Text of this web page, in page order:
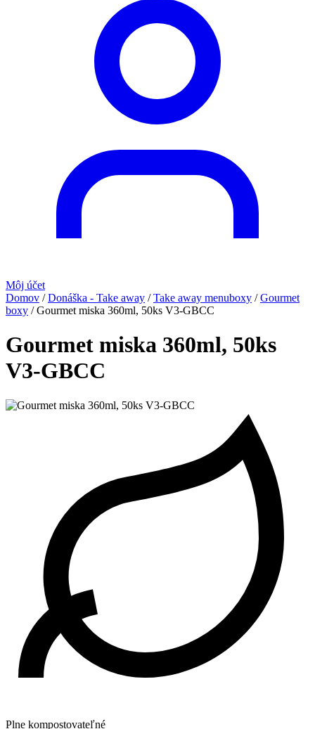
Môj účet
Domov /Donáška - Take away /Take away menuboxy /Gourmet
boxy /Gourmet miska 360ml, 50ks V3-GBCC
Gourmet miska 360ml, 50ks
V3-GBCC
Plne kompostovateľné